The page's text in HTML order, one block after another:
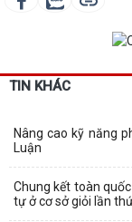
TIN KHÁC
Nâng cao kỹ năng
Luận
Chung kết toàn
tự ở cơ sở giỏi lần